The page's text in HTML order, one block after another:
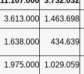
3.613.000 1.463.698
1.638.000 434.639
1.975.000 1.029.059